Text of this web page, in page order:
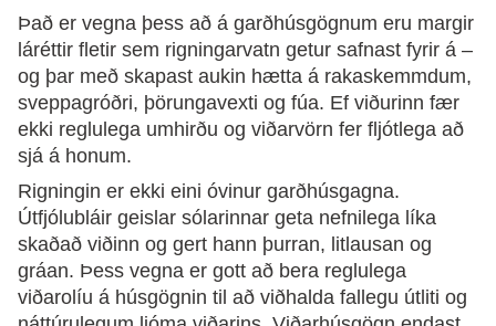
Það er vegna þess að á garðhúsgögnum eru margir
láréttir fletir sem rigningarvatn getur safnast fyrir á –
og þar með skapast aukin hætta á rakaskemmdum,
sveppagróðri, þörungavexti og fúa. Ef viðurinn fær
ekki reglulega umhirðu og viðarvörn fer fljótlega að
sjá á honum.
Rigningin er ekki eini óvinur garðhúsgagna.
Útfjólubláir geislar sólarinnar geta nefnilega líka
skaðað viðinn og gert hann þurran, litlausan og
gráan. Þess vegna er gott að bera reglulega
viðarolíu á húsgögnin til að viðhalda fallegu útliti og